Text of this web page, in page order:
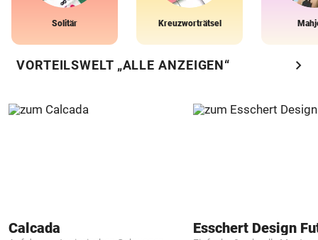
Solitär Kreuzworträtsel
VORTEILSWELT „ALLE ANZEIGEN“ chevron_right
Calcada